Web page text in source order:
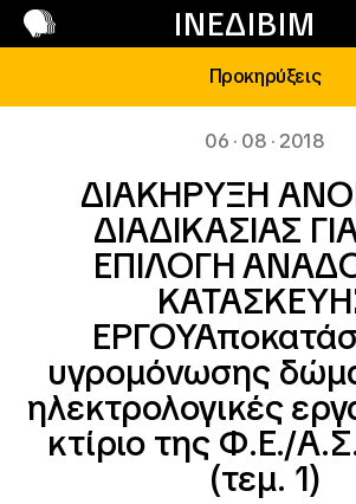
ΙΝΕΔΙΒΙΜ
Επικοινωνία
Προκηρύξεις
06 · 08 · 2018
ΔΙΑΚΗΡΥΞΗ
ΔΙΑΔΙΚΑΣΙΑΣ
ΕΠΙΛΟΓΗ
υγρομόνωσης
ηλεκτρολογικές
κτίριο της Φ.Ε./
(τεμ. 1)